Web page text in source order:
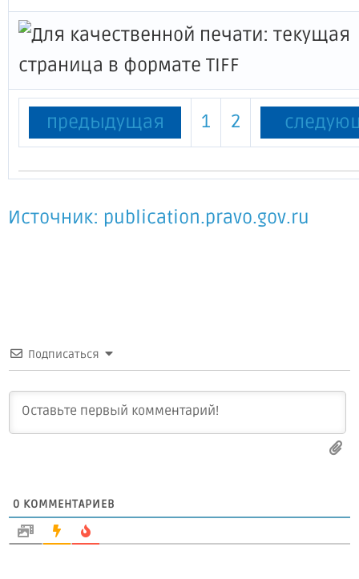
предыдущая 1 2
Источник: publication.pravo.gov.ru
Подписаться
0 КОММЕНТАРИЕВ